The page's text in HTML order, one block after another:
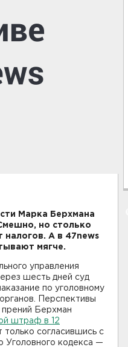
Марка Берхмана
но столько
налогов. А в 47news
мягче.
управления
шесть дней суд
по уголовному
Перспективы
прений Берхман
штраф в 12
только согласившись с
Уголовного кодекса —